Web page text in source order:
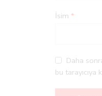
İsim *
Daha
bu tarayıcıya